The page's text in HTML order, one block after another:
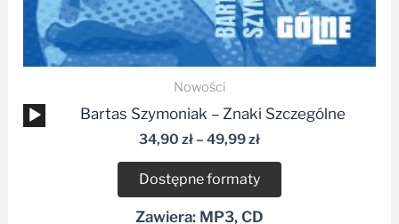
Nowości
Odtwarzacz
plików
dźwiękowych
Bartas Szymoniak – Znaki Szczególne
34,90zł– 49,99zł
Dostępne formaty
Zawiera: MP3, CD
MP3